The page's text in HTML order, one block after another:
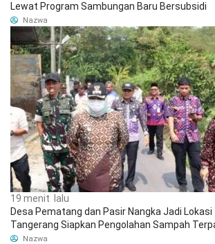
Lewat Program Sambungan Baru Bersubsidi
Nazwa
19 menit lalu
Desa Pematang dan Pasir Nangka Jadi Lokasi
Tangerang Siapkan Pengolahan Sampah
Nazwa